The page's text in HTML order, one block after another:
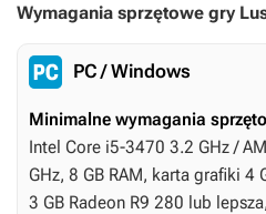
Wymagania sprzętowe gry
PC / Windows
Minimalne wymagania
Intel Core i5-3470 3.2 GHz /
GHz, 8 GB RAM, karta grafiki 4
3 GB Radeon R9 280 lub